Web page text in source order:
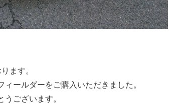
ます。
ールダーをご購入いただきました。
ございます。